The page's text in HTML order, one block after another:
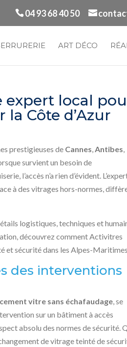
04 93 68 40 50
ART DÉCO
expert local
Côte d’Azur
prestigieuses de Cannes,Antibes,
survient un besoin de
l’accès n’a rien d’évident.
à des vitrages hors-normes,
logistiques, techniques et
découvrez comment Activitres
et sécurité dans les Alpes-
des interventions
vitre sans échafaudage, se
sur un bâtiment à accès
absolu des normes de sécurité.
de vitrage teinté de